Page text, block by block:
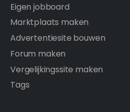
Eigen jobboard
Marktplaats maken
Advertentiesite bouwen
Forum maken
Vergelijkingssite maken
Tags